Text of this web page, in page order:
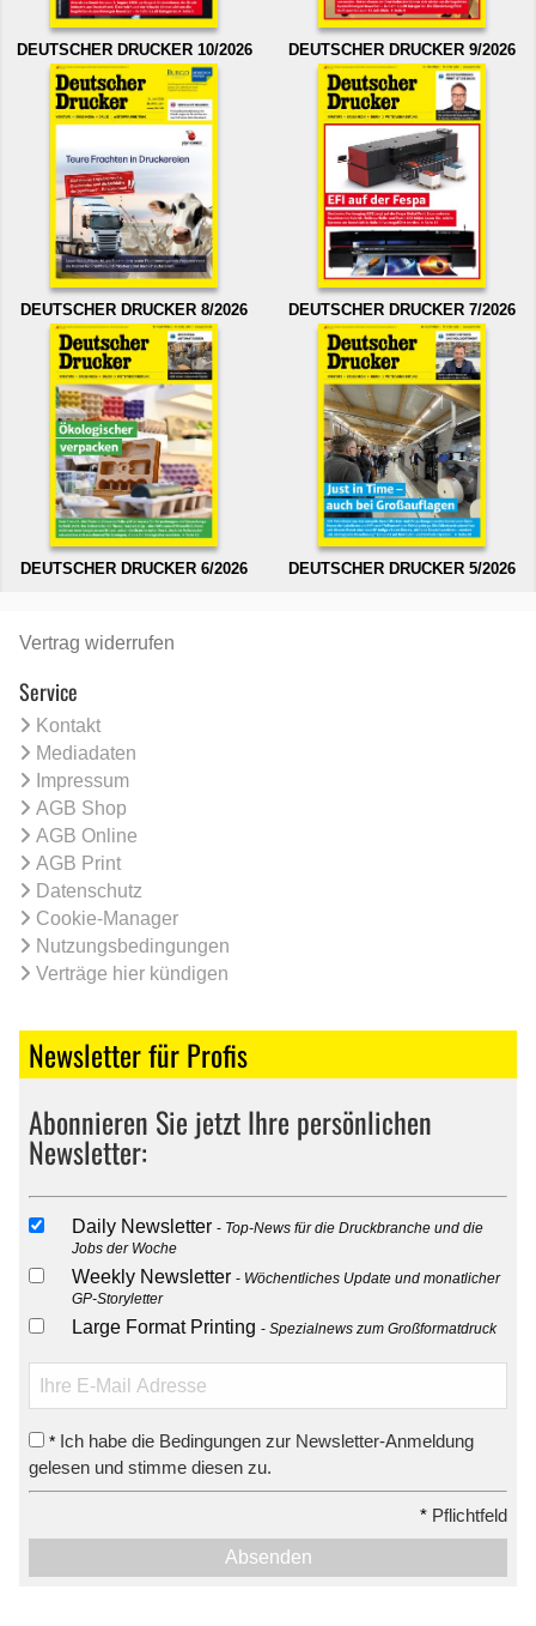
DEUTSCHER DRUCKER 10/2026 DEUTSCHER DRUCKER 9/2026
DEUTSCHER DRUCKER 8/2026 DEUTSCHER DRUCKER 7/2026
DEUTSCHER DRUCKER 6/2026 DEUTSCHER DRUCKER 5/2026
Vertrag widerrufen
Service
Kontakt
Mediadaten
Impressum
AGB Shop
AGB Online
AGB Print
Datenschutz
Cookie-Manager
Nutzungsbedingungen
Verträge hier kündigen
Newsletter für Profis
Abonnieren Sie jetzt Ihre persönlichen
Newsletter:
Daily Newsletter
Top-News für die Druckbranche und die
Jobs der Woche
Weekly Newsletter
Wöchentliches Update und monatlicher
GP-Storyletter
Large Format Printing Spezialnews zum Großformatdruck
* Ich habe die Bedingungen zur Newsletter-Anmeldung
gelesen und stimme diesen zu.
* Pflichtfeld
Absenden